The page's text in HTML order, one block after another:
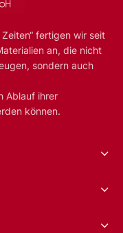
fertigen wir seit
an, die nicht
sondern auch
Ablauf ihrer
können.